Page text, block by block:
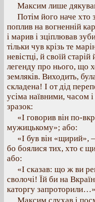
Максим лише
Потім його наче хто
поплив на вогненній
і марив і зціплював
тільки чув крізь те
невістці, й своїй
легенду про нього, що
земляків. Виходить,
складена! І от дід
усіма наївними, часом
зразок:
«І говорив він по-
мужицькому»; або:
«І був він «щирий»,
бо боялися тих, хто є
або:
«І сказав: що ж ви
сволочі! Їй би на
каторгу запроторили…»